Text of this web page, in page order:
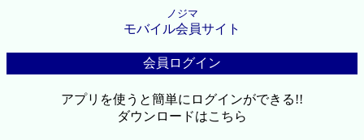
ノジマ
モバイル会員サイト
会員ログイン
アプリを使うと簡単にログインができる!!
ダウンロードはこちら